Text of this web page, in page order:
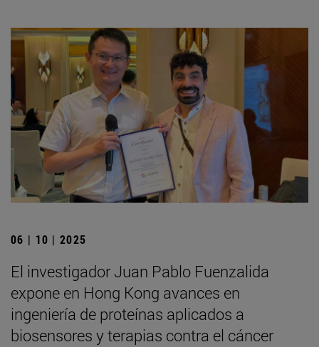
06 | 10 | 2025
El investigador Juan Pablo Fuenzalida
expone en Hong Kong avances en
ingeniería de proteínas aplicados a
biosensores y terapias contra el cáncer